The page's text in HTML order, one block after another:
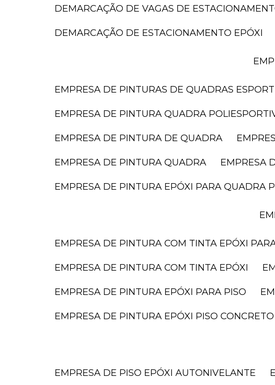
DEMARCAÇÃO DE VAGAS DE
DEMARCAÇÃO DE ESTACIONAMENTO EPÓXI
EMPRESA DE PINTURAS DE QUADRAS
EMPRESA DE PINTURA QUADRA
EMPRESA DE PINTURA DE QUADRA
EMPRESA DE PINTURA QUADRA
EMPRESA DE PINTURA EPÓXI PARA QUADRA
EMPRESA DE PINTURA COM TINTA EPÓXI
EMPRESA DE PINTURA COM TINTA EPÓXI
EMPRESA DE PINTURA EPÓXI PARA PISO
EMPRESA DE PINTURA EPÓXI PISO CONCRETO
EMPRESA DE PISO EPÓXI AUTONIVELANTE